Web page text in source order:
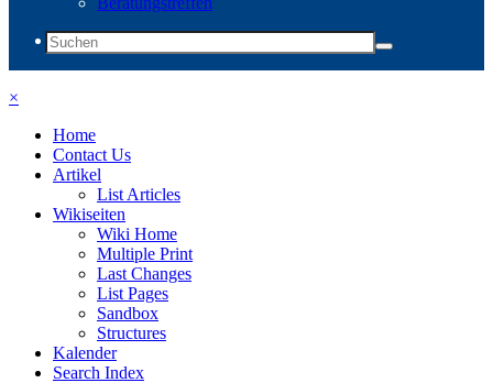
×
Home
Contact Us
Artikel
List Articles
Wikiseiten
Wiki Home
Multiple Print
Last Changes
List Pages
Sandbox
Structures
Kalender
Search Index